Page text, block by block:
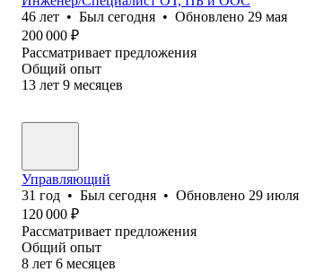
46 лет • Был сегодня • Обновлено 29 мая
200 000 ₽
Рассматривает предложения
Общий опыт
13 лет 9 месяцев
Управляющий
31 год • Был сегодня • Обновлено 29 июля
120 000 ₽
Рассматривает предложения
Общий опыт
8 лет 6 месяцев